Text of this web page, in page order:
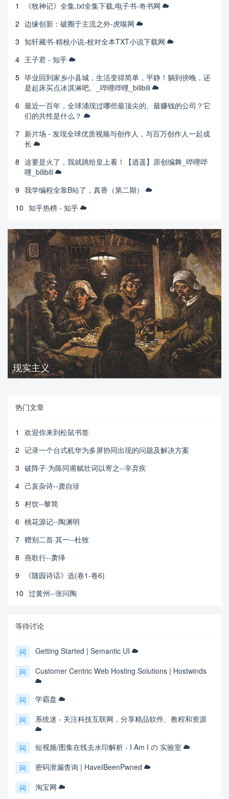
1
《牧神记》全集,txt全集下载,电子书-奇书网
2 边缘创新：破圈于主流之外-虎嗅网
3 知轩藏书-精校小说-校对全本TXT小说下载网
4 王子君 - 知乎
5 毕业回到家乡小县城，生活变得简单，平静！躺到傍晚，还
是起床买点冰淇淋吧。_哔哩哔哩_bilibili
6 最近一百年，全球涌现过哪些最顶尖的、最赚钱的公司？它
们的共性是什么？
7 新片场 - 发现全球优质视频与创作人，与百万创作人一起成
长
8 这要是火了，我就跳给皇上看！【逍遥】原创编舞_哔哩哔
哩_bilibili
9 我学编程全靠B站了，真香（第二期）
10 知乎热榜 - 知乎
现实主义
热门文章
1
欢迎你来到松鼠书签
2 记录一个台式机华为多屏协同出现的问题及解决方案
3 破阵子·为陈同甫赋壮词以寄之--辛弃疾
4 己亥杂诗--龚自珍
5 村饮--黎简
6 桃花源记--陶渊明
7 赠别二首·其一--杜牧
8 燕歌行--萧绎
9
《随园诗话》选(卷1-卷6)
10 过黄州--张问陶
等待讨论
问 Getting Started | Semantic UI
问 Customer Centric Web Hosting Solutions | Hostwinds
问 学霸盘
问 系统迷 - 关注科技互联网，分享精品软件、教程和资源
问 短视频/图集在线去水印解析 - I Am I の 实验室
问 密码泄漏查询 | HaveIBeenPwned
问 淘宝网